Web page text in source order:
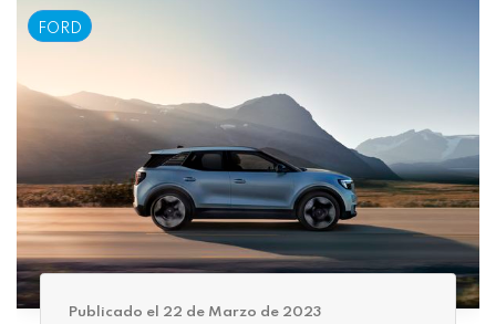
FORD
Publicado el 22 de Marzo de 2023